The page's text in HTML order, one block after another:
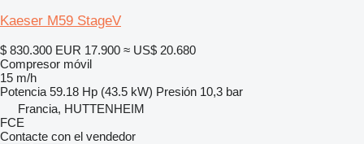
Kaeser M59 StageV
$ 830.300 EUR 17.900 ≈ US$ 20.680
Compresor móvil
15 m/h
Potencia 59.18 Hp (43.5 kW) Presión 10,3 bar
Francia, HUTTENHEIM
FCE
Contacte con el vendedor